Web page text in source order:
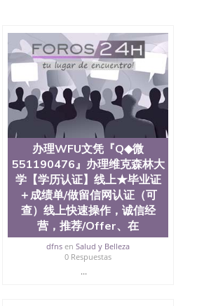
国外毕业证外壳定制QQ
微信551190476法国留学回国
用吗QQ微信551190476德国留学
文凭办理QQ微信551190476 网
本科毕业证怎么办理QQ微信
信551190476国外大学有毕业
微信551190476办理国外文凭
文凭可信吗QQ微信551190476
如何办理学历认证QQ微信
State University, 又译为“圣荷
是美西地区的公立大学之一。
著名综合性公立大学，它以极
科教育质量，被《福克斯》杂
学生前往求学。 至今，这是一
誉为美国本科教育质量的核心
业生大多可以在其所处地域的
供许多相应科系的实习机会。
占据着加州所有大学中的地理
地区为全美的重要科技中心。约
的学生来此就读。其有名的科
办理WFU文凭『Q◆微
551190476』办理维克森林大
学【学历认证】线上★毕业证
＋成绩单/做留信网认证（可
查）线上快速操作，诚信经
营，推荐/Offer、在
dfns enSalud y Belleza
0 Respuestas
...